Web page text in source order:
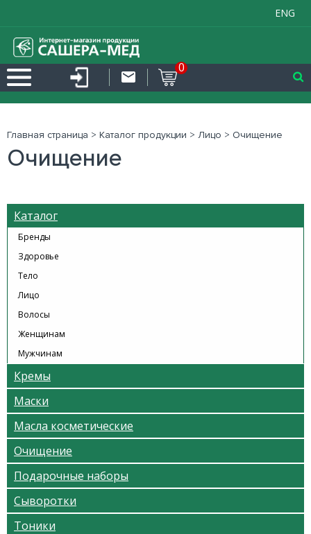
ENG
0
Главная страница > Каталог продукции > Лицо > Очищение
Очищение
Каталог
Бренды
Здоровье
Тело
Лицо
Волосы
Женщинам
Мужчинам
Кремы
Маски
Масла косметические
Очищение
Подарочные наборы
Сыворотки
Тоники